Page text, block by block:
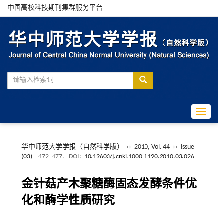
中国高校科技期刊集群服务平台
华中师范大学学报（自然科学版） ›› 2010, Vol. 44 ››
Issue
(03) : 472 -477. DOI: 10.19603/j.cnki.1000-1190.2010.03.026
金针菇产木聚糖酶固态发酵条件优
化和酶学性质研究